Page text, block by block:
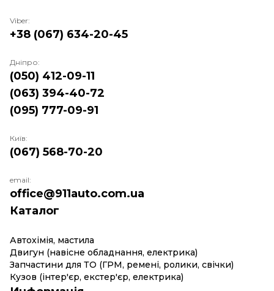
Каталог
Автохімія, мастила
Двигун (навісне обладнання, електрика)
Запчастини для ТО (ГРМ, ремені, ролики, свічки)
Кузов (інтер'єр, екстер'єр, електрика)
Viber:
+38 (067) 634-20-45
Дніпро:
(050) 412-09-11
(063) 394-40-72
(095) 777-09-91
Київ:
(067) 568-70-20
email:
office@911auto.com.ua